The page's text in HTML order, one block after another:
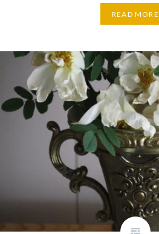
READ MORE